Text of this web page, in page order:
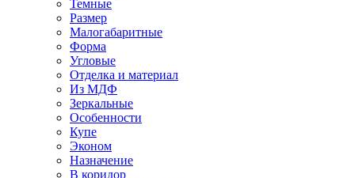
Темные
Размер
Малогабаритные
Форма
Угловые
Отделка и материал
Из МДФ
Зеркальные
Особенности
Купе
Эконом
Назначение
В коридор